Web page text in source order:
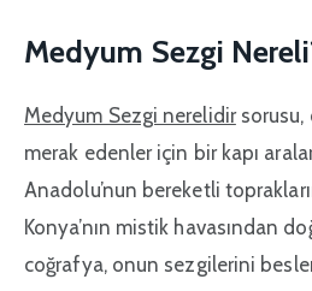
Medyum Sezgi
Medyum Sezgi nerelidirsorusu,
merak edenler için bir kapı
Anadolu’nun bereketli
Konya’nın mistik havasından
coğrafya, onun sezgilerini